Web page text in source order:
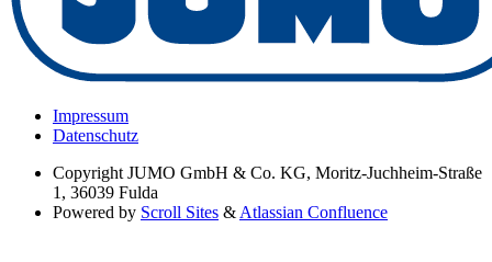
Impressum
Datenschutz
Copyright JUMO GmbH & Co. KG, Moritz-Juchheim-Straße
1, 36039 Fulda
Powered by Scroll Sites & Atlassian Confluence